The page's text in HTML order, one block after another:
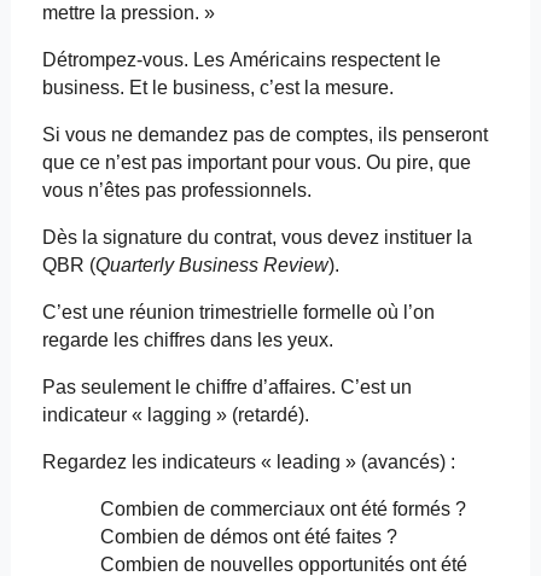
mettre la pression. »
Détrompez-vous. Les Américains respectent le
business. Et le business, c’est la mesure.
Si vous ne demandez pas de comptes, ils penseront
que ce n’est pas important pour vous. Ou pire, que
vous n’êtes pas professionnels.
Dès la signature du contrat, vous devez instituer la
QBR (QuarterlyBusiness Review).
C’est une réunion trimestrielle formelle où l’on
regarde les chiffres dans les yeux.
Pas seulement le chiffre d’affaires. C’est un
indicateur « lagging » (retardé).
Regardez les indicateurs « leading » (avancés) :
Combien de commerciaux ont été formés ?
Combien de démos ont été faites ?
Combien de nouvelles opportunités ont été